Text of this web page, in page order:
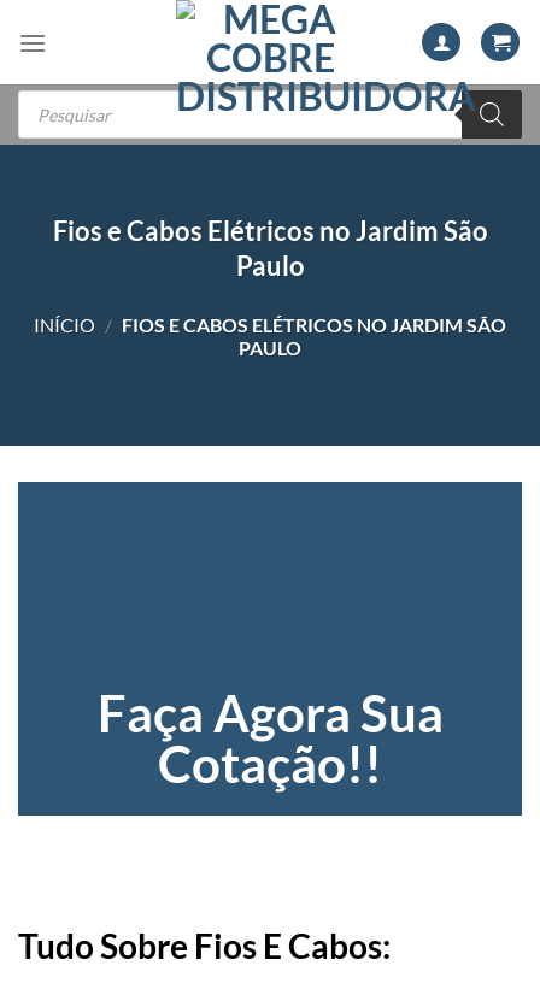
Pesquisar
produtos
Fios e Cabos Elétricos no Jardim São
Paulo
INÍCIO / FIOS E CABOS ELÉTRICOS NO JARDIM SÃO
PAULO
Faça Agora Sua
Cotação!!
Tudo Sobre Fios E Cabos: